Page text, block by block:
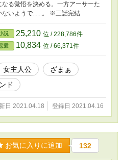
る覚悟を決める。一方アーサーた
ないようで......。 ※三話完結
説 25,210 位 / 228,786件
愛 10,834 位 / 66,371件
女主人公
ざまぁ
ド
日 2021.04.18 登録日 2021.04.16
お気に入りに追加 132